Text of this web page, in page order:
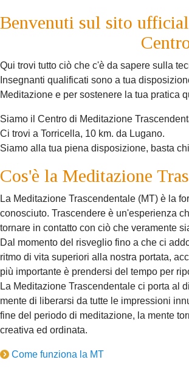
Benvenuti sul sito
Centro
Qui trovi tutto ciò che c'è da sapere sulla
Insegnanti qualificati sono a tua
Meditazione e per sostenere la tua pratica
Siamo il Centro di Meditazione
Ci trovi a Torricella, 10 km. da Lugano.
Siamo alla tua piena disposizione, basta
Cos'è la Meditazione
La Meditazione Trascendentale (MT) è la
conosciuto. Trascendere è un'esperienza
tornare in contatto con ciò che veramente
Dal momento del risveglio fino a che ci
ritmo di vita superiori alla nostra portata,
più importante è prendersi del tempo per
La Meditazione Trascendentale ci porta al
mente di liberarsi da tutte le impressioni
fine del periodo di meditazione, la mente
creativa ed ordinata.
Come funziona la MT